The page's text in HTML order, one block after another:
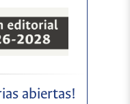
abiertas!